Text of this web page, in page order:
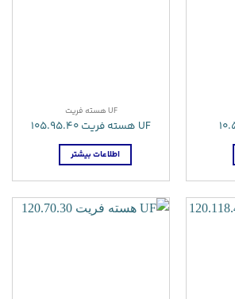
UF هسته فریت
UF هسته فریت 105.95.40
اطلاعات بیشتر